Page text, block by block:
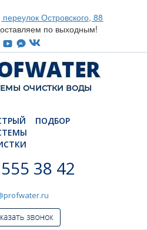
Островского, 88
по выходным!
ОЧИСТКИ ВОДЫ
ПОДБОР
555 38 42